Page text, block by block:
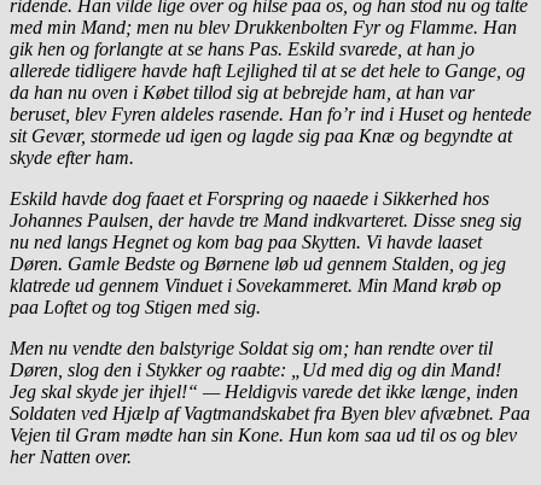
ridende. Han vilde lige over og hilse paa os, og han stod nu og talte
med min Mand; men nu blev Drukkenbolten Fyr og Flamme. Han
gik hen og forlangte at se hans Pas. Eskild svarede, at han jo
allerede tidligere havde haft Lejlighed til at se det hele to Gange, og
da han nu oven i Købet tillod sig at bebrejde ham, at han var
beruset, blev Fyren aldeles rasende. Han fo’r ind i Huset og hentede
sit Gevær, stormede ud igen og lagde sig paa Knæ og begyndte at
skyde efter ham.
Eskild havde dog faaet et Forspring og naaede i Sikkerhed hos
Johannes Paulsen, der havde tre Mand indkvarteret. Disse sneg sig
nu ned langs Hegnet og kom bag paa Skytten. Vi havde laaset
Døren. Gamle Bedste og Børnene løb ud gennem Stalden, og jeg
klatrede ud gennem Vinduet i Sovekammeret. Min Mand krøb op
paa Loftet og tog Stigen med sig.
Men nu vendte den balstyrige Soldat sig om; han rendte over til
Døren, slog den i Stykker og raabte: „Ud med dig og din Mand!
Jeg skal skyde jer ihjel!“ — Heldigvis varede det ikke længe, inden
Soldaten ved Hjælp af Vagtmandskabet fra Byen blev afvæbnet. Paa
Vejen til Gram mødte han sin Kone. Hun kom saa ud til os og blev
her Natten over.